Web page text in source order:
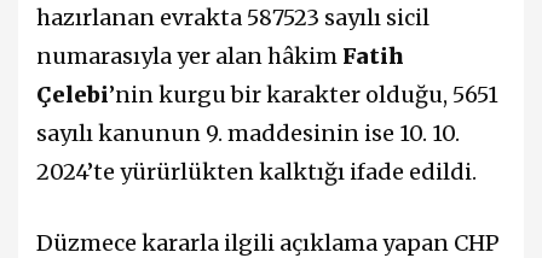
hazırlanan evrakta 587523 sayılı sicil
numarasıyla yer alan hâkim Fatih
Çelebi’nin kurgu bir karakter olduğu, 5651
sayılı kanunun 9. maddesinin ise 10. 10.
2024’te yürürlükten kalktığı ifade edildi.
Düzmece kararla ilgili açıklama yapan CHP